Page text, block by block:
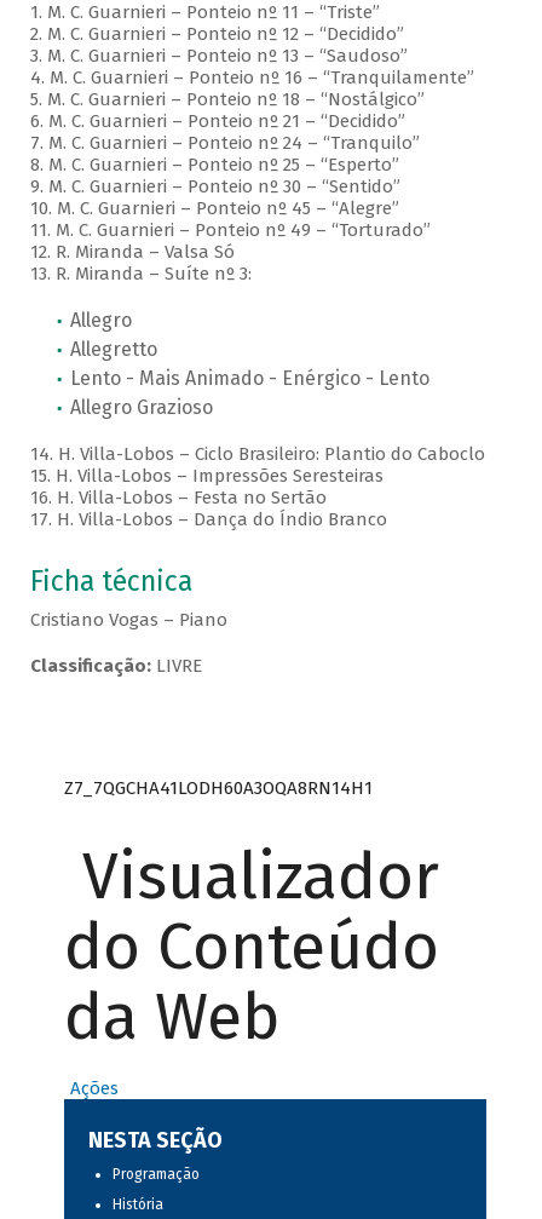
1. M. C. Guarnieri – Ponteio nº 11 – “Triste”
2. M. C. Guarnieri – Ponteio nº 12 – “Decidido”
3. M. C. Guarnieri – Ponteio nº 13 – “Saudoso”
4. M. C. Guarnieri – Ponteio nº 16 – “Tranquilamente”
5. M. C. Guarnieri – Ponteio nº 18 – “Nostálgico”
6. M. C. Guarnieri – Ponteio nº 21 – “Decidido”
7. M. C. Guarnieri – Ponteio nº 24 – “Tranquilo”
8. M. C. Guarnieri – Ponteio nº 25 – “Esperto”
9. M. C. Guarnieri – Ponteio nº 30 – “Sentido”
10. M. C. Guarnieri – Ponteio nº 45 – “Alegre”
11. M. C. Guarnieri – Ponteio nº 49 – “Torturado”
12. R. Miranda – Valsa Só
13. R. Miranda – Suíte nº 3:
Allegro
Allegretto
Lento - Mais Animado - Enérgico - Lento
Allegro Grazioso
14. H. Villa-Lobos – Ciclo Brasileiro: Plantio do Caboclo
15. H. Villa-Lobos – Impressões Seresteiras
16. H. Villa-Lobos – Festa no Sertão
17. H. Villa-Lobos – Dança do Índio Branco
Ficha técnica
Cristiano Vogas – Piano
Classificação:LIVRE
Z7_7QGCHA41LODH60A3OQA8RN14H1
Visualizador
do Conteúdo
da Web
Ações
NESTA SEÇÃO
Programação
História